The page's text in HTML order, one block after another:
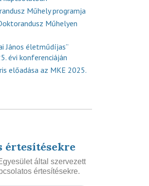
Műhely programja
Műhelyen
János életműdíjas”
évi konferenciáján
előadása az MKE 2025.
értesítésekre
által szervezett
értesítésekre.